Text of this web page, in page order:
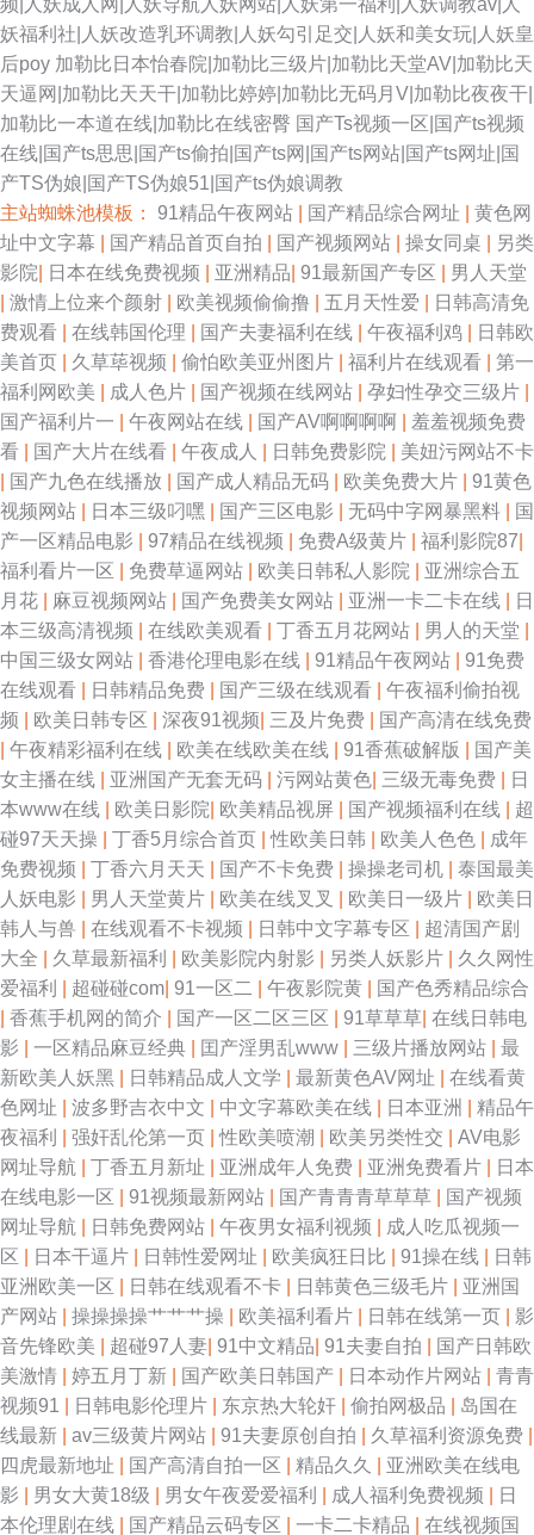
频|人妖成人网|人妖导航人妖网站|人妖第一福利|人妖调教av|人
妖福利社|人妖改造乳环调教|人妖勾引足交|人妖和美女玩|人妖皇
后poy 加勒比日本怡春院|加勒比三级片|加勒比天堂AV|加勒比天
天逼网|加勒比天天干|加勒比婷婷|加勒比无码月V|加勒比夜夜干|
加勒比一本道在线|加勒比在线密臀 国产Ts视频一区|国产ts视频
在线|国产ts思思|国产ts偷拍|国产ts网|国产ts网站|国产ts网址|国
产TS伪娘|国产TS伪娘51|国产ts伪娘调教
主站蜘蛛池模板： 91精品午夜网站 国产精品综合网址
黄色网
址中文字幕
国产精品首页自拍 国产视频网站 操女同桌
另类
影院
日本在线免费视频 亚洲精品 91最新国产专区
男人天堂
激情上位来个颜射 欧美视频偷偷撸 五月天性爱
日韩高清免
费观看
在线韩国伦理 国产夫妻福利在线 午夜福利鸡
日韩欧
美首页
久草荜视频 偷怕欧美亚州图片 福利片在线观看
第一
福利网欧美
成人色片 国产视频在线网站 孕妇性孕交三级片
国产福利片一
午夜网站在线 国产AV啊啊啊啊
羞羞视频免费
看
国产大片在线看 午夜成人 日韩免费影院
美妞污网站不卡
国产九色在线播放 国产成人精品无码 欧美免费大片
91黄色
视频网站
日本三级叼嘿 国产三区电影 无码中字网暴黑料
国
产一区精品电影
97精品在线视频 免费A级黄片 福利影院87
福利看片一区
免费草逼网站 欧美日韩私人影院
亚洲综合五
月花
麻豆视频网站 国产免费美女网站 亚洲一卡二卡在线
日
本三级高清视频
在线欧美观看 丁香五月花网站 男人的天堂
中国三级女网站
香港伦理电影在线 91精品午夜网站
91免费
在线观看
日韩精品免费 国产三级在线观看
午夜福利偷拍视
频
欧美日韩专区 深夜91视频 三及片免费
国产高清在线免费
午夜精彩福利在线 欧美在线欧美在线 91香蕉破解版
国产美
女主播在线
亚洲国产无套无码 污网站黄色 三级无毒免费
日
本www在线
欧美日影院 欧美精品视屏 国产视频福利在线
超
碰97天天操
丁香5月综合首页 |性欧美日韩 欧美人色色
成年
免费视频
丁香六月天天 国产不卡免费 操操老司机
泰国最美
人妖电影
男人天堂黄片 欧美在线叉叉 欧美日一级片
欧美日
韩人与兽
在线观看不卡视频 日韩中文字幕专区
超清国产剧
大全
久草最新福利 欧美影院内射影 另类人妖影片
久久网性
爱福利
超碰碰com 91一区二 午夜影院黄
国产色秀精品综合
香蕉手机网的简介 国产一区二区三区 91草草草 在线日韩电
影
一区精品麻豆经典 囯产淫男乱www 三级片播放网站
最
新欧美人妖黑
日韩精品成人文学 最新黄色AV网址
在线看黄
色网址
波多野吉衣中文 中文字幕欧美在线 日本亚洲
精品午
夜福利
强奸乱伦第一页 |性欧美喷潮 欧美另类性交
AV电影
网址导航
丁香五月新址 亚洲成年人免费 亚洲免费看片
日本
在线电影一区
91视频最新网站 国产青青青草草草
国产视频
网址导航
日韩免费网站 午夜男女福利视频
成人吃瓜视频一
区
日本干逼片 日韩性爱网址 欧美疯狂日比 91操在线
日韩
亚洲欧美一区
日韩在线观看不卡 日韩黄色三级毛片
亚洲国
产网站
操操操操艹艹艹操 欧美福利看片 日韩在线第一页
影
音先锋欧美
超碰97人妻 91中文精品 91夫妻自拍
国产日韩欧
美激情
婷五月丁新 国产欧美日韩国产 日本动作片网站
青青
视频91
日韩电影伦理片 东京热大轮奸 偷拍网极品
岛国在
线最新
av三级黄片网站 91夫妻原创自拍 久草福利资源免费
四虎最新地址
国产高清自拍一区 精品久久
亚洲欧美在线电
影
男女大黄18级 男女午夜爱爱福利 成人福利免费视频
日
本伦理剧在线
国产精品云码专区 一卡二卡精品 在线视频国